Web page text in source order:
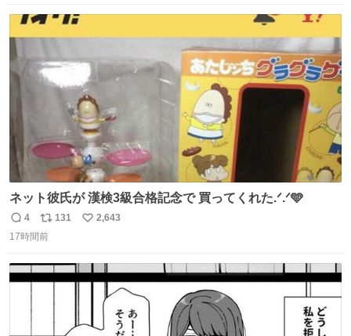
ト
数
ネット彼氏が 漢検3級合格記念で 買ってくれた.ᐟ.ᐟ🩵
返
信
4
リ
ポ
ト
131
い
数
2,643
17時間前